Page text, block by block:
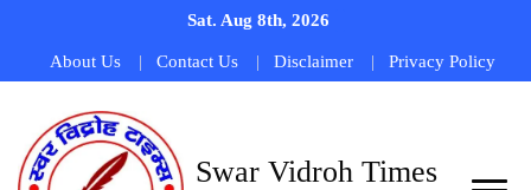
Sat. Aug 8th, 2026
About Us Contact Us Disclaimer Privacy Policy
Swar Vidroh Times